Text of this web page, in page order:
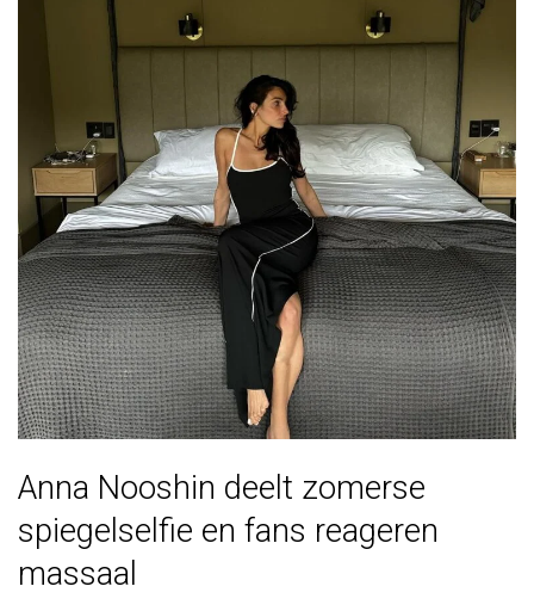
Anna Nooshin deelt zomerse
spiegelselfie en fans reageren
massaal